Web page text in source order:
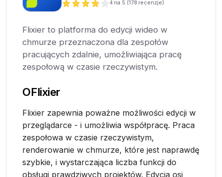
4 na 5 (178 recenzje)
Flixier to platforma do edycji wideo w
chmurze przeznaczona dla zespołów
pracujących zdalnie, umożliwiająca pracę
zespołową w czasie rzeczywistym.
OFlixier
Flixier zapewnia poważne możliwości edycji w
przeglądarce - i umożliwia współpracę. Praca
zespołowa w czasie rzeczywistym,
renderowanie w chmurze, które jest naprawdę
szybkie, i wystarczająca liczba funkcji do
obsługi prawdziwych projektów. Edycja osi